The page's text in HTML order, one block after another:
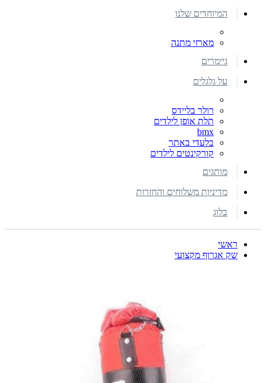
המיוחדים שלנו
מארזי מתנה
גיימרים
על גלגלים
רולר בליידס
תלת אופן לילדים
bmx
בלעדי באתר
קורקינטים לילדים
מותגים
מדיניות משלוחים והחזרות
בלוג
ראשי
שק אגרוף מקצועי